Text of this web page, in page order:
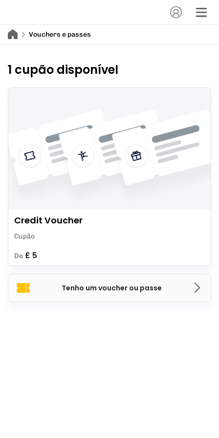
Vouchers e passes
1 cupão disponível
Tenho um voucher ou passe
Credit Voucher
Cupão
De £ 5